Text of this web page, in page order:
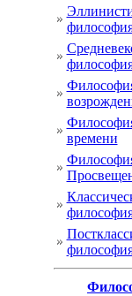
времени